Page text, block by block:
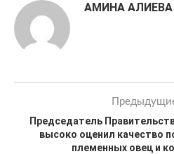
АМИНА АЛИЕВА
Председатель
высоко оценил качество
племенных овец и